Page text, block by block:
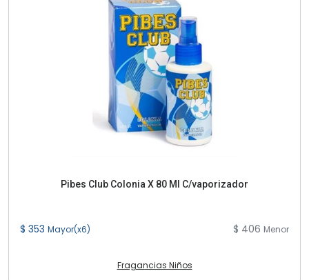
Pibes Club Colonia X 80 Ml C/vaporizador
$ 353 Mayor(x6) $ 406 Menor
Fragancias Niños